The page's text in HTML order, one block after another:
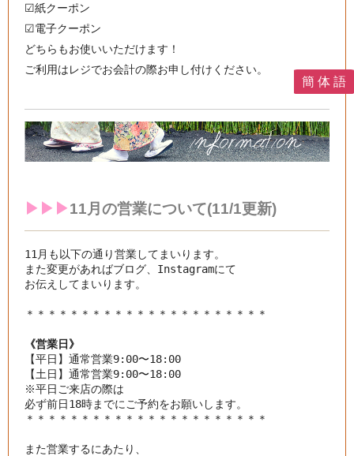
☑︎紙クーポン
☑︎電子クーポン
どちらもお使いいただけます！
ご利用はレジでお会計の際お申し付けください。
▶︎▶︎▶︎11月の営業について(11/1更新)
11月も以下の通り営業してまいります。
また変更があればブログ、Instagramにて
お伝えしてまいります。
《営業日》
【平日】通常営業9:00〜18:00
【土日】通常営業9:00〜18:00
※平日ご来店の際は
＊＊＊＊＊＊＊＊＊＊＊＊＊＊＊＊＊＊＊＊＊＊
また営業するにあたり、
簡 体 語